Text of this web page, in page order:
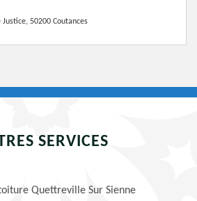
Justice, 50200 Coutances
SERVICES
Quettreville Sur Sienne